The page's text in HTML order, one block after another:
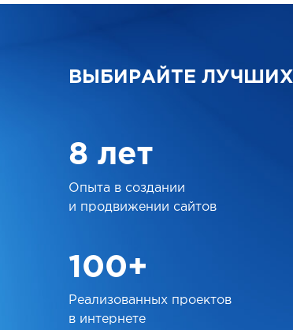
ВЫБИРАЙТЕ ЛУЧШИХ
8 лет
Опыта в создании
и продвижении сайтов
100+
Реализованных проектов
в интернете